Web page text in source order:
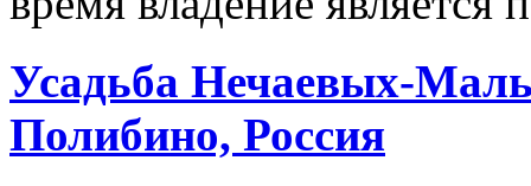
Усадьба Нечаевых-
Полибино, Россия